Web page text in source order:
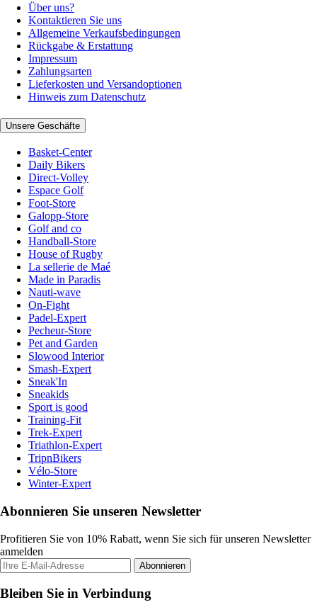
Über uns?
Kontaktieren Sie uns
Allgemeine Verkaufsbedingungen
Rückgabe & Erstattung
Impressum
Zahlungsarten
Lieferkosten und Versandoptionen
Hinweis zum Datenschutz
Unsere Geschäfte
Basket-Center
Daily Bikers
Direct-Volley
Espace Golf
Foot-Store
Galopp-Store
Golf and co
Handball-Store
House of Rugby
La sellerie de Maé
Made in Paradis
Nauti-wave
On-Fight
Padel-Expert
Pecheur-Store
Pet and Garden
Slowood Interior
Smash-Expert
Sneak'In
Sneakids
Sport is good
Training-Fit
Trek-Expert
Triathlon-Expert
TripnBikers
Vélo-Store
Winter-Expert
Abonnieren Sie unseren Newsletter
Profitieren Sie von 10% Rabatt, wenn Sie sich für unseren Newsletter
anmelden
Abonnieren
Bleiben Sie in Verbindung